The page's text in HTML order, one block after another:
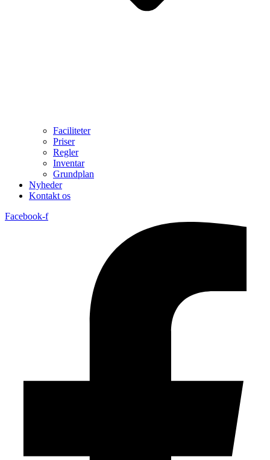
Faciliteter
Priser
Regler
Inventar
Grundplan
Nyheder
Kontakt os
Facebook-f